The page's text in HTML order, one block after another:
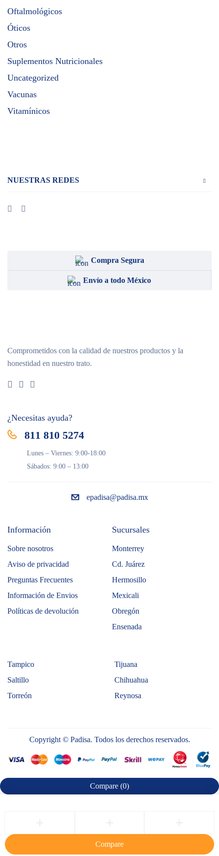
Oftalmológicos
Óticos
Otros
Suplementos Nutricionales
Uncategorized
Vacunas
Vitamínicos
NUESTRAS REDES
Compra Segura
Envío a todo México
Comprometidos con la calidad de nuestros productos y la
honestidad en nuestro trato.
¿Necesitas ayuda?
811 810 5274
Lunes – Viernes: 9:00-18:00
Sábados: 9:00 – 13:00
epadisa@padisa.mx
Información
Sobre nosotros
Aviso de privacidad
Preguntas Frecuentes
Información de Envios
Políticas de devolución
Sucursales
Monterrey
Cd. Juárez
Hermosillo
Mexicali
Obregón
Ensenada
Tampico
Tijuana
Saltillo
Chihuahua
Torreón
Reynosa
Copyright © Padisa. Todos los derechos reservados.
Compare (0)
Compare